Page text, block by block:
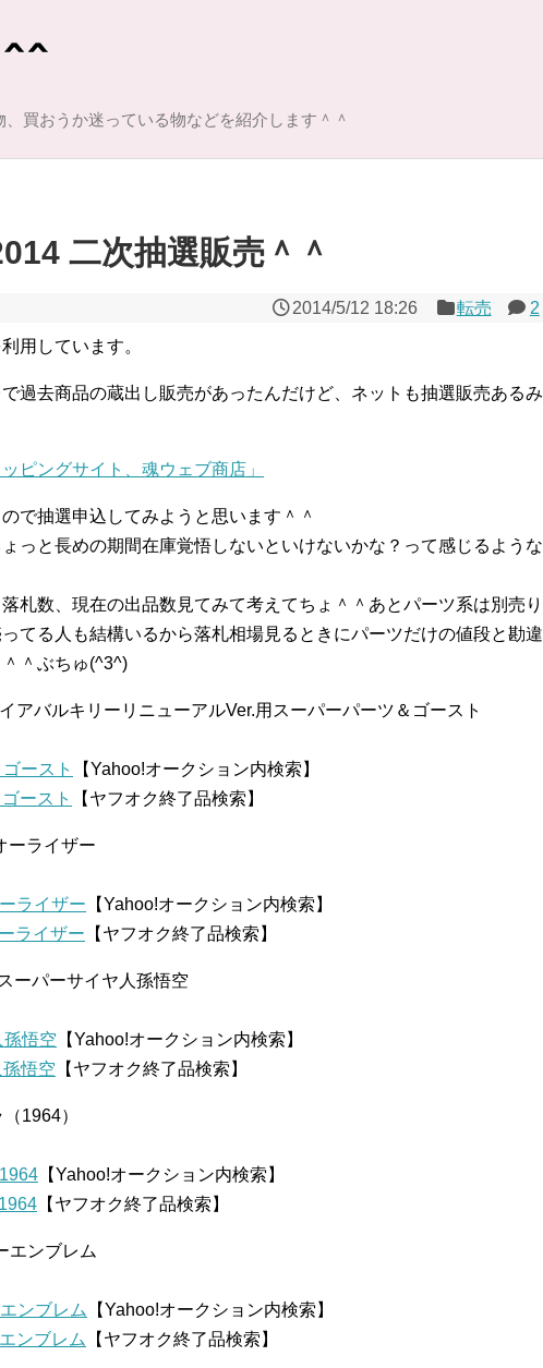
買おうか迷っている物などを紹介します＾＾
二次抽選販売＾＾
2014/5/12 18:26 転売 2
用しています。
過去商品の蔵出し販売があったんだけど、ネットも抽選販売あるみ
ピングサイト、魂ウェブ商店」
で抽選申込してみようと思います＾＾
っと長めの期間在庫覚悟しないといけないかな？って感じるような
札数、現在の出品数見てみて考えてちょ＾＾あとパーツ系は別売り
てる人も結構いるから落札相場見るときにパーツだけの値段と勘違
＾ぶちゅ(^3^)
アバルキリーリニューアルVer.用スーパーパーツ＆ゴースト
ースト
【Yahoo!オークション内検索】
ースト
【ヤフオク終了品検索】
ーライザー
ライザー 【Yahoo!オークション内検索】
ライザー 【ヤフオク終了品検索】
ーパーサイヤ人孫悟空
悟空 【Yahoo!オークション内検索】
悟空 【ヤフオク終了品検索】
1964）
【Yahoo!オークション内検索】
【ヤフオク終了品検索】
エンブレム
ンブレム
【Yahoo!オークション内検索】
ンブレム
【ヤフオク終了品検索】